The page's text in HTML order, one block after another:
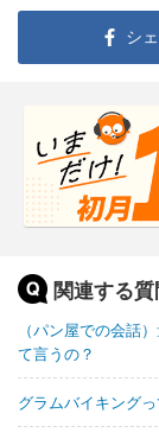
シ
関連する
（パン屋での会話
て言うの？
グラムバイキング